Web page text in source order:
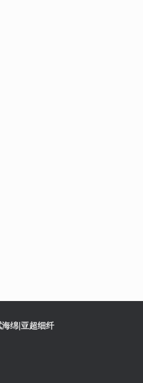
绵|亚超细纤